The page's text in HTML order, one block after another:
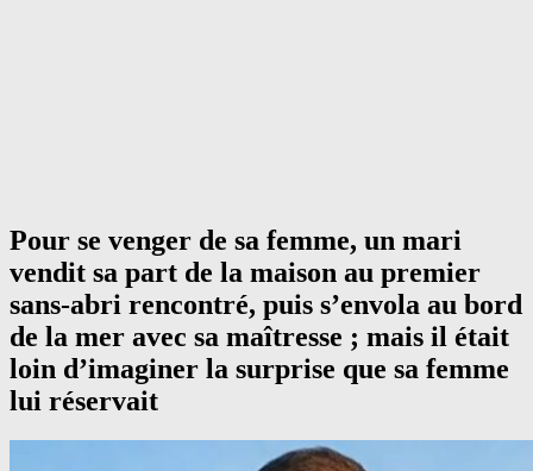
Pour se venger de sa femme, un mari
vendit sa part de la maison au premier
sans-abri rencontré, puis s’envola au bord
de la mer avec sa maîtresse ; mais il était
loin d’imaginer la surprise que sa femme
lui réservait